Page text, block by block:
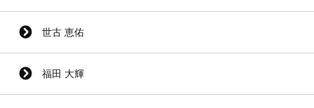
世古 恵佑
福田 大輝